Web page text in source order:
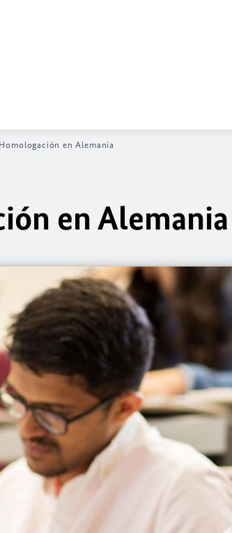
Homologación en Alemania
en Alemania